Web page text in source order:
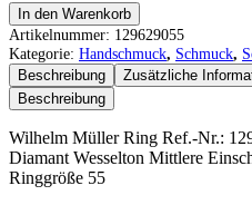
Wilhelm
Müller
Ring
Menge
In den Warenkorb
Artikelnummer: 129629055
Kategorie: Handschmuck, Schmuck,
Beschreibung
Zusätzliche
Beschreibung
Wilhelm Müller Ring Ref.-Nr.:
Diamant Wesselton Mittlere
Ringgröße 55